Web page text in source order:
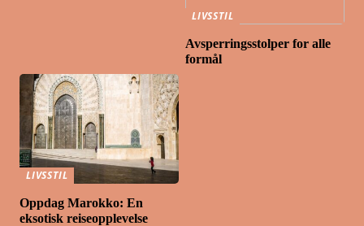
LIVSSTIL
Avsperringsstolper for alle
formål
LIVSSTIL
Oppdag Marokko: En
eksotisk reiseopplevelse